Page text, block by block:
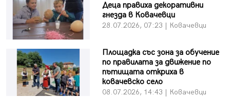
Деца правиха декоративни
гнезда в Ковачевци
28.07.2026, 07:23 | Ковачевци
Площадка със зона за обучение
по правилата за движение по
пътищата откриха в
ковачевско село
08.07.2026, 14:43 | Ковачевци